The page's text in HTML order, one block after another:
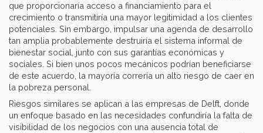
que proporcionaría acceso a financiamiento para el
crecimiento o transmitiría una mayor legitimidad a los clientes
potenciales. Sin embargo, impulsar una agenda de desarrollo
tan amplia probablemente destruiría el sistema informal de
bienestar social, junto con sus garantías económicas y
sociales. Si bien unos pocos mecánicos podrían beneficiarse
de este acuerdo, la mayoría correría un alto riesgo de caer en
la pobreza personal.
Riesgos similares se aplican a las empresas de Delft, donde
un enfoque basado en las necesidades confundiría la falta de
visibilidad de los negocios con una ausencia total de